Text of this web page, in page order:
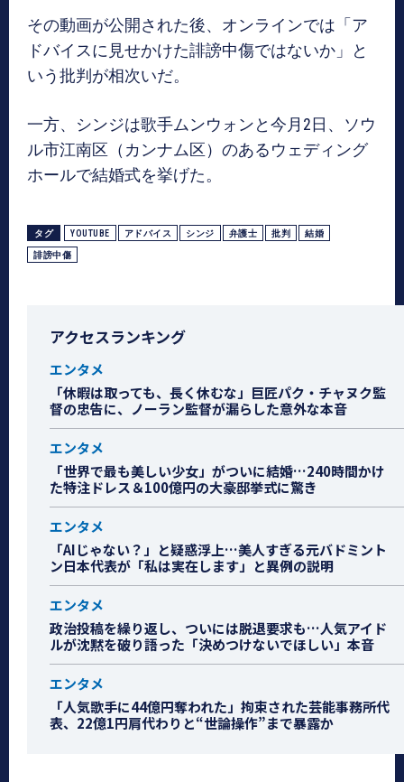
その動画が公開された後、オンラインでは「ア
ドバイスに見せかけた誹謗中傷ではないか」と
いう批判が相次いだ。
一方、シンジは歌手ムンウォンと今月2日、ソウ
ル市江南区（カンナム区）のあるウェディング
ホールで結婚式を挙げた。
タグ YOUTUBE アドバイス シンジ 弁護士 批判 結婚
誹謗中傷
アクセスランキング
エンタメ
「休暇は取っても、長く休むな」巨匠パク・チャヌク監
督の忠告に、ノーラン監督が漏らした意外な本音
エンタメ
「世界で最も美しい少女」がついに結婚…240時間かけ
た特注ドレス＆100億円の大豪邸挙式に驚き
エンタメ
「AIじゃない？」と疑惑浮上…美人すぎる元バドミント
ン日本代表が「私は実在します」と異例の説明
エンタメ
政治投稿を繰り返し、ついには脱退要求も…人気アイド
ルが沈黙を破り語った「決めつけないでほしい」本音
エンタメ
「人気歌手に44億円奪われた」拘束された芸能事務所代
表、22億1円肩代わりと“世論操作”まで暴露か